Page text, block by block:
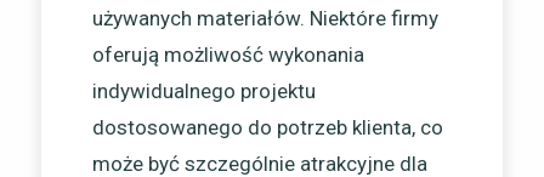
używanych materiałów. Niektóre firmy
oferują możliwość wykonania
indywidualnego projektu
dostosowanego do potrzeb klienta, co
może być szczególnie atrakcyjne dla